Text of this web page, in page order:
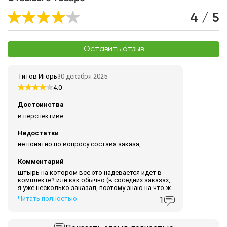
4 / 5
Оставить отзыв
Титов Игорь30 декабря 2025
4.0
Достоинства
в перспективе
Недостатки
не понятно по вопросу состава заказа,
Комментарий
штырь на котором все это надевается идет в
комплекте? или как обычно (в соседних заказах,
я уже несколько заказал, поэтому знаю на что ж
Читать полностью
1